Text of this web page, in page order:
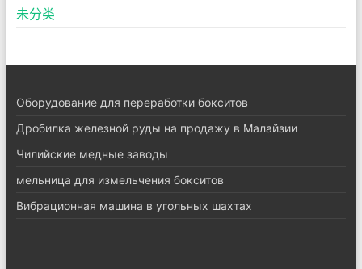
未分类
Оборудование для переработки бокситов
Дробилка железной руды на продажу в Малайзии
Чилийские медные заводы
мельница для измельчения бокситов
Вибрационная машина в угольных шахтах